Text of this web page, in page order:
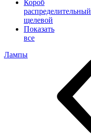
Короб
распределительный
щелевой
Показать
все
Лампы